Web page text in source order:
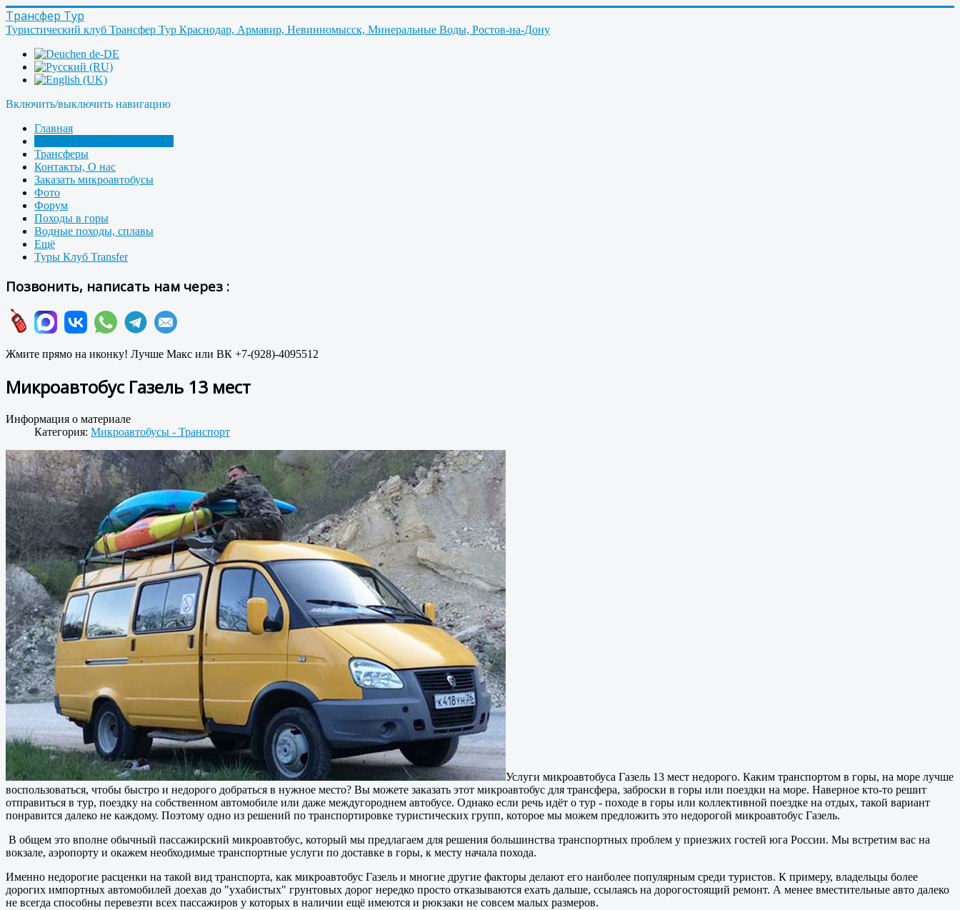
Трансфер Тур
Туристический клуб Трансфер Тур Краснодар, Армавир, Невинномысск, Минеральные Воды, Ростов-на-Дону
Включить/выключить навигацию
Главная
Трансферы
Контакты, О нас
Заказать микроавтобусы
Фото
Форум
Походы в горы
Водные походы, сплавы
Ещё
Туры Клуб Transfer
Позвонить, написать нам через :
Жмите прямо на иконку! Лучше Макс или ВК +7-(928)-4095512
Микроавтобус Газель 13 мест
Информация о материале
Категория: Микроавтобусы - Транспорт
Услуги микроавтобуса Газель 13 мест недорого. Каким транспортом в горы, на море лучше
воспользоваться, чтобы быстро и недорого добраться в нужное место? Вы можете заказать этот микроавтобус для трансфера, заброски в горы или поездки на море. Наверное кто-то решит
отправиться в тур, поездку на собственном автомобиле или даже междугороднем автобусе. Однако если речь идёт о тур - походе в горы или коллективной поездке на отдых, такой вариант
понравится далеко не каждому. Поэтому одно из решений по транспортировке туристических групп, которое мы можем предложить это недорогой микроавтобус Газель.
В общем это вполне обычный пассажирский микроавтобус, который мы предлагаем для решения большинства транспортных проблем у приезжих гостей юга России. Мы встретим вас на
вокзале, аэропорту и окажем необходимые транспортные услуги по доставке в горы, к месту начала похода.
Именно недорогие расценки на такой вид транспорта, как микроавтобус Газель и многие другие факторы делают его наиболее популярным среди туристов. К примеру, владельцы более
дорогих импортных автомобилей доехав до "ухабистых" грунтовых дорог нередко просто отказываются ехать дальше, ссылаясь на дорогостоящий ремонт. А менее вместительные авто далеко
не всегда способны перевезти всех пассажиров у которых в наличии ещё имеются и рюкзаки не совсем малых размеров.